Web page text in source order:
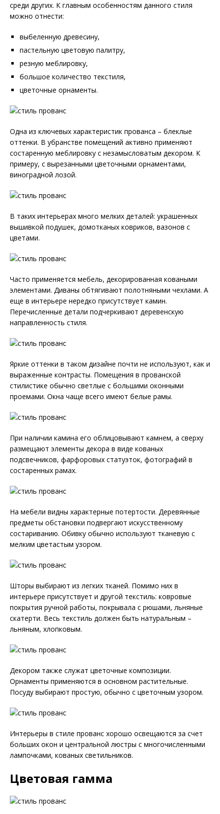
среди других. К главным особенностям данного стиля
можно отнести:
выбеленную древесину,
пастельную цветовую палитру,
резную меблировку,
большое количество текстиля,
цветочные орнаменты.
Одна из ключевых характеристик прованса – блеклые
оттенки. В убранстве помещений активно применяют
состаренную меблировку с незамысловатым декором. К
примеру, с вырезанными цветочными орнаментами,
виноградной лозой.
В таких интерьерах много мелких деталей: украшенных
вышивкой подушек, домотканых ковриков, вазонов с
цветами.
Часто применяется мебель, декорированная коваными
элементами. Диваны обтягивают полотняными чехлами. А
еще в интерьере нередко присутствует камин.
Перечисленные детали подчеркивают деревенскую
направленность стиля.
Яркие оттенки в таком дизайне почти не используют, как и
выраженные контрасты. Помещения в прованской
стилистике обычно светлые с большими оконными
проемами. Окна чаще всего имеют белые рамы.
При наличии камина его облицовывают камнем, а сверху
размещают элементы декора в виде кованых
подсвечников, фарфоровых статуэток, фотографий в
состаренных рамах.
На мебели видны характерные потертости. Деревянные
предметы обстановки подвергают искусственному
состариванию. Обивку обычно используют тканевую с
мелким цветастым узором.
Шторы выбирают из легких тканей. Помимо них в
интерьере присутствует и другой текстиль: ковровые
покрытия ручной работы, покрывала с рюшами, льняные
скатерти. Весь текстиль должен быть натуральным –
льняным, хлопковым.
Декором также служат цветочные композиции.
Орнаменты применяются в основном растительные.
Посуду выбирают простую, обычно с цветочным узором.
Интерьеры в стиле прованс хорошо освещаются за счет
больших окон и центральной люстры с многочисленными
лампочками, кованых светильников.
Цветовая гамма